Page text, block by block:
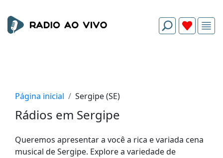
Página inicial Sergipe (SE)
Rádios em Sergipe
Queremos apresentar a você a rica e variada cena
musical de Sergipe. Explore a variedade de